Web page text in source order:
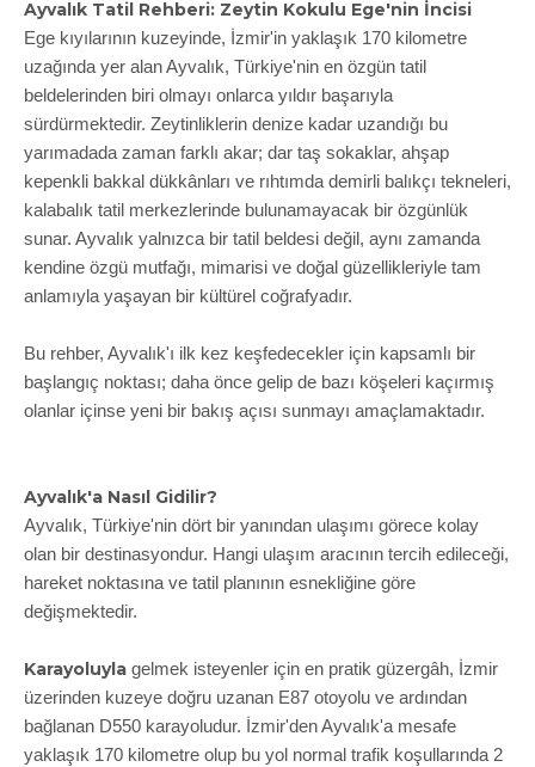
Ayvalık Tatil Rehberi: Zeytin Kokulu Ege'nin İncisi
Ege kıyılarının kuzeyinde, İzmir'in yaklaşık 170 kilometre
uzağında yer alan Ayvalık, Türkiye'nin en özgün tatil
beldelerinden biri olmayı onlarca yıldır başarıyla
sürdürmektedir. Zeytinliklerin denize kadar uzandığı bu
yarımadada zaman farklı akar; dar taş sokaklar, ahşap
kepenkli bakkal dükkânları ve rıhtımda demirli balıkçı tekneleri,
kalabalık tatil merkezlerinde bulunamayacak bir özgünlük
sunar. Ayvalık yalnızca bir tatil beldesi değil, aynı zamanda
kendine özgü mutfağı, mimarisi ve doğal güzellikleriyle tam
anlamıyla yaşayan bir kültürel coğrafyadır.
Bu rehber, Ayvalık'ı ilk kez keşfedecekler için kapsamlı bir
başlangıç noktası; daha önce gelip de bazı köşeleri kaçırmış
olanlar içinse yeni bir bakış açısı sunmayı amaçlamaktadır.
Ayvalık'a Nasıl Gidilir?
Ayvalık, Türkiye'nin dört bir yanından ulaşımı görece kolay
olan bir destinasyondur. Hangi ulaşım aracının tercih edileceği,
hareket noktasına ve tatil planının esnekliğine göre
değişmektedir.
Karayoluyla gelmek isteyenler için en pratik güzergâh, İzmir
üzerinden kuzeye doğru uzanan E87 otoyolu ve ardından
bağlanan D550 karayoludur. İzmir'den Ayvalık'a mesafe
yaklaşık 170 kilometre olup bu yol normal trafik koşullarında 2